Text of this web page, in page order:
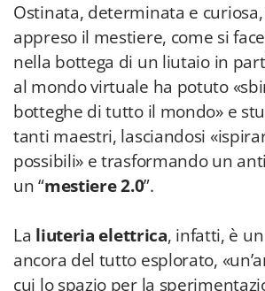
Ostinata, determinata e
appreso il mestiere, come si
nella bottega di un liutaio in
al mondo virtuale ha potuto
botteghe di tutto il mondo» e
tanti maestri, lasciandosi
possibili» e trasformando un
un “mestiere 2.0”.
La liuteria elettrica, infatti, è
ancora del tutto esplorato,
cui lo spazio per la